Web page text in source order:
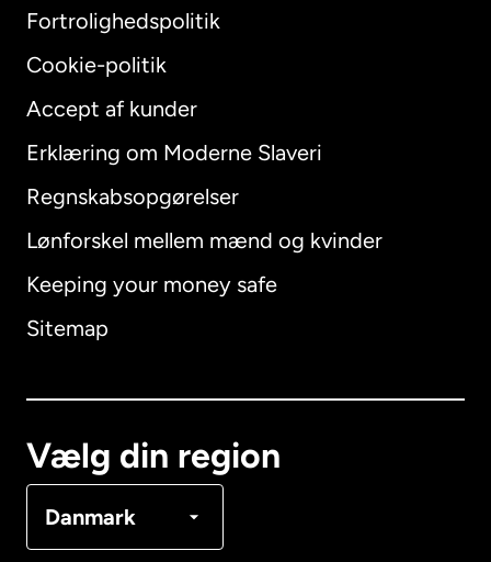
Fortrolighedspolitik
Cookie-politik
Accept af kunder
Erklæring om Moderne Slaveri
Regnskabsopgørelser
Lønforskel mellem mænd og kvinder
Keeping your money safe
Sitemap
Vælg din region
Danmark
International English
Australien